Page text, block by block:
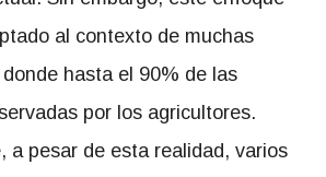
al contexto de muchas
hasta el 90% de las
por los agricultores.
a pesar de esta realidad, varios